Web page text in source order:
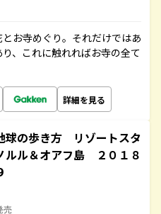
お寺めぐり。それだけではあ
、これに触れればお寺の全て
詳細を見る
の歩き方 リゾートスタ
ル＆オアフ島 ２０１８
売